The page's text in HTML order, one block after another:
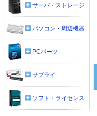
サーバ・ストレージ
パソコン・周辺機器
PCパーツ
サプライ
ソフト・ライセンス